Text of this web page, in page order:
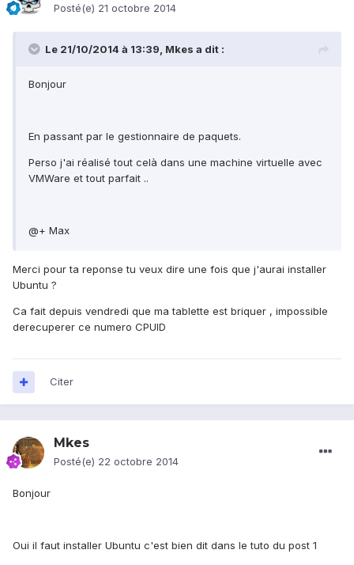
Posté(e) 21 octobre 2014
Le 21/10/2014 à 13:39, Mkes a dit :
Bonjour
En passant par le gestionnaire de paquets.
Perso j'ai réalisé tout celà dans une machine virtuelle avec
VMWare et tout parfait ..
@+ Max
Merci pour ta reponse tu veux dire une fois que j'aurai installer
Ubuntu ?
Ca fait depuis vendredi que ma tablette est briquer , impossible
derecuperer ce numero CPUID
Citer
Mkes
Posté(e) 22 octobre 2014
Bonjour
Oui il faut installer Ubuntu c'est bien dit dans le tuto du post 1